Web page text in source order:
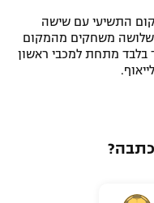
התשיעי עם שישה
כשהיא שלושה משחקים מהמקום
בלבד מתחת למכבי ראשון